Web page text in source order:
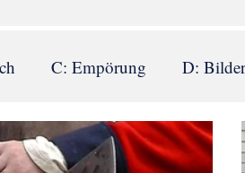
C: Empörung D:
I: Sichtblenden J: